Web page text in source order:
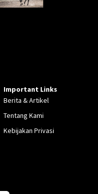
Important Links
Berita & Artikel
Tentang Kami
Kebijakan Privasi